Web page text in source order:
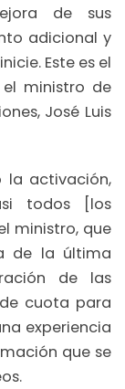
de sus
adicional y
Este es el
el ministro de
José Luis
la activación,
todos [los
ministro, que
de la última
de las
cuota para
experiencia
que se